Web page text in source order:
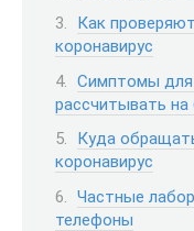
Как
коронавирус
Симптомы для
рассчитывать
Куда
коронавирус
Частные
телефоны